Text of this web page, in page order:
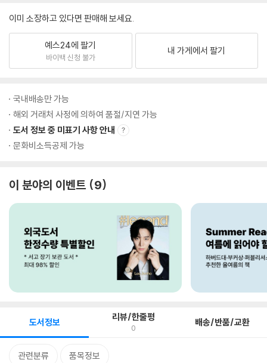
이미 소장하고 있다면 판매해 보세요.
예스24에 팔기
바이백 신청 불가
내 가게에서 팔기
국내배송만 가능
해외 거래처 사정에 의하여 품절/지연 가능
도서 정보 중 미표기 사항 안내
문화비소득공제 가능
이 분야의 이벤트 9
도서정보 리뷰/한줄평
0 배송/반품/교환
관련분류 품목정보